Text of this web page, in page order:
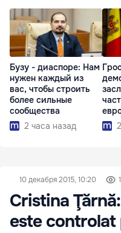
Бузу - диаспоре: Нам
нужен каждый из
вас, чтобы строить
более сильные
сообщества
2 часа назад
10 декабря 2015, 10:20
Cristina
este